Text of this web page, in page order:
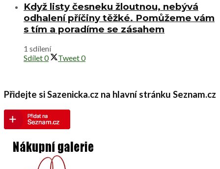
Když listy česneku žloutnou, nebývá
odhalení příčiny těžké. Pomůžeme vám
s tím a poradíme se zásahem
1 sdílení
Sdílet0 Tweet0
Přidejte si Sazenicka.cz na hlavní stránku Seznam.cz